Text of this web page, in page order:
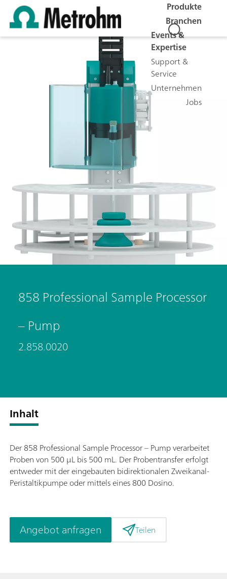
Produkte
Branchen
Events &
Expertise
Support &
Service
Unternehmen
Jobs
858 Professional Sample Processor
– Pump
2.858.0020
Inhalt
Der 858 Professional Sample Processor – Pump verarbeitet
Proben von 500 µL bis 500 mL. Der Probentransfer erfolgt
entweder mit der eingebauten bidirektionalen Zweikanal-
Peristaltikpumpe oder mittels eines 800 Dosino.
Angebot anfragen Teilen